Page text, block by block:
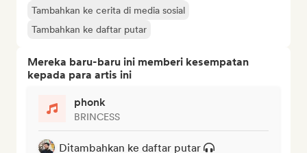
Tambahkan ke cerita di media sosial
Tambahkan ke daftar putar
Mereka baru-baru ini memberi kesempatan
kepada para artis ini
phonk
BRINCESS
Ditambahkan ke daftar putar